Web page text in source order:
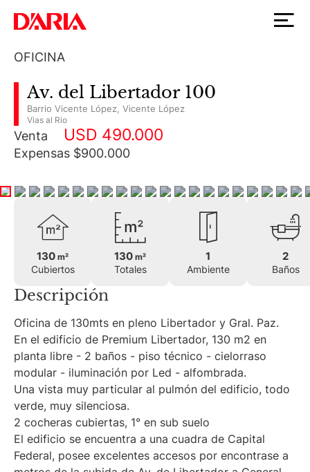
OFICINA
Av. del Libertador 100
Barrio Vicente López Vicente López
Vias al Rio
Venta USD 490.000
Expensas $900.000
130m²
Cubiertos
130m²
Totales
1
Ambiente
2
Baños
Descripción
Oficina de 130mts en pleno Libertador y Gral. Paz.
En el edificio de Premium Libertador, 130 m2 en
planta libre - 2 baños - piso técnico - cielorraso
modular - iluminación por Led - alfombrada.
Una vista muy particular al pulmón del edificio, todo
verde, muy silenciosa.
2 cocheras cubiertas, 1° en sub suelo
El edificio se encuentra a una cuadra de Capital
Federal, posee excelentes accesos por encontrase a